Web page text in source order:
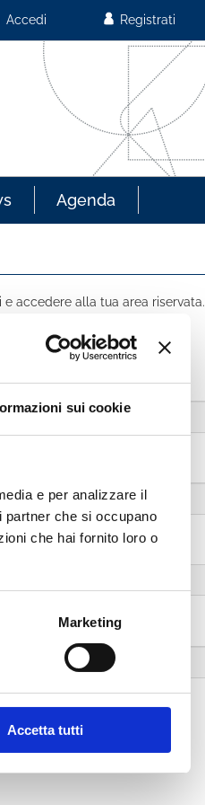
sui cookie
e per analizzare il
che si occupano
che hai fornito loro o
Marketing
Accetta tutti
Registrati
Accedi
Agenda
accedere alla tua area riservata.